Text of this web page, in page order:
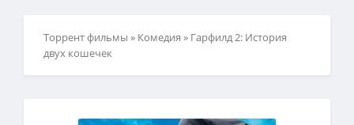
Торрент фильмы » Комедия » Гарфилд 2: История
двух кошечек